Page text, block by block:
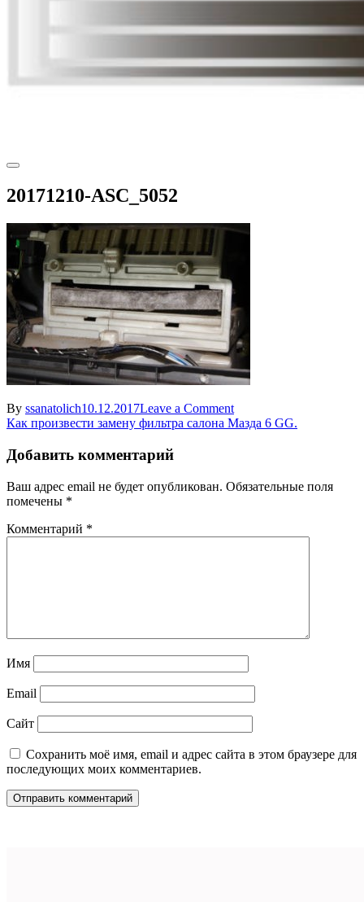
20171210-ASC_5052
By ssanatolich10.12.2017Leave a Commenton
20171210-
Навигация
по
записям
Как произвести замену фильтра салона Мазда 6 GG.
Добавить комментарий
Ваш адрес email не будет опубликован. Обязательные поля
помечены *
Комментарий *
Имя
Email
Сайт
Сохранить моё имя, email и адрес сайта в этом браузере для
последующих моих комментариев.